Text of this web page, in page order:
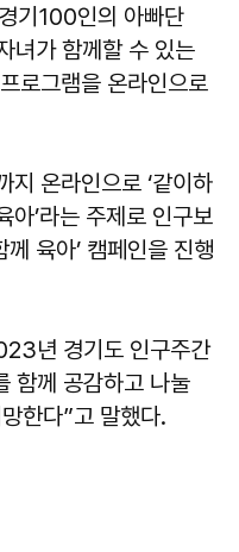
기100인의 아빠단
녀가 함께할 수 있는
로그램을 온라인으로
온라인으로 ‘같이하
아’라는 주제로 인구보
육아’ 캠페인을 진행
년 경기도 인구주간
함께 공감하고 나눌
한다”고 말했다.